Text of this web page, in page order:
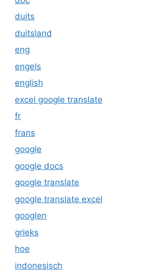
duits
duitsland
eng
engels
english
excel google translate
fr
frans
google
google docs
google translate
google translate excel
googlen
grieks
hoe
indonesisch